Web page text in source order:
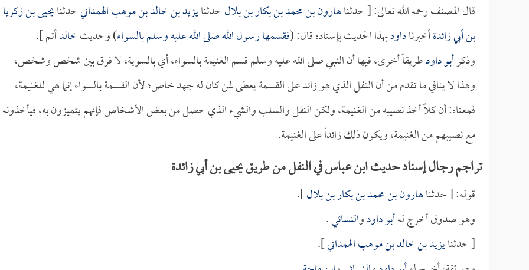
قال المصنف رحمه الله تعالى: [ حدثناهارون بن محمد بن بكار بن بلالحدثنايزيد بن خالد بن موهب الهمدانيحدثنايحيى بن زكريا
بن أبي زائدةأخبرناداودبهذا الحديث بإسناده قال: (فقسمها رسول الله صلى الله عليه وسلم بالسواء) وحديثخالدأتم ].
وذكرأبو داودطريقاً أخرى، فيها أن النبي صلى الله عليه وسلم قسم الغنيمة بالسواء، أي بالسوية، لا فرق بين شخص وشخص،
وهذا لا ينافي ما تقدم من أن النفل الذي هو زائد على القسمة يعطى لمن كان له جهد خاص؛ لأن القسمة بالسواء إنما هي للغنيمة،
فمعناه: أن كلاً أخذ نصيبه من الغنيمة، ولكن النفل والسلب والشيء الذي حصل من بعض الأشخاص فإنهم يتميزون به، فيأخذونه
مع نصيبهم من الغنيمة، ويكون ذلك زائداً على الغنيمة.
تراجم رجال إسناد حديث ابن عباس في النفل من طريق يحيى بن أبي زائدة
قوله: [ حدثناهارون بن محمد بن بكار بن بلال].
وهو صدوق أخرج لهأبو داودوالنسائي.
[ حدثنايزيد بن خالد بن موهب الهمداني].